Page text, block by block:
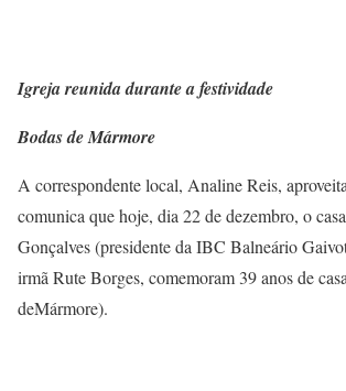
Igreja reunida durante a festividade
Bodas de Mármore
A correspondente local, Analine Reis,
comunica que hoje, dia 22 de dezembro, o
Gonçalves (presidente da IBC Balneário
irmã Rute Borges, comemoram 39 anos de
deMármore).